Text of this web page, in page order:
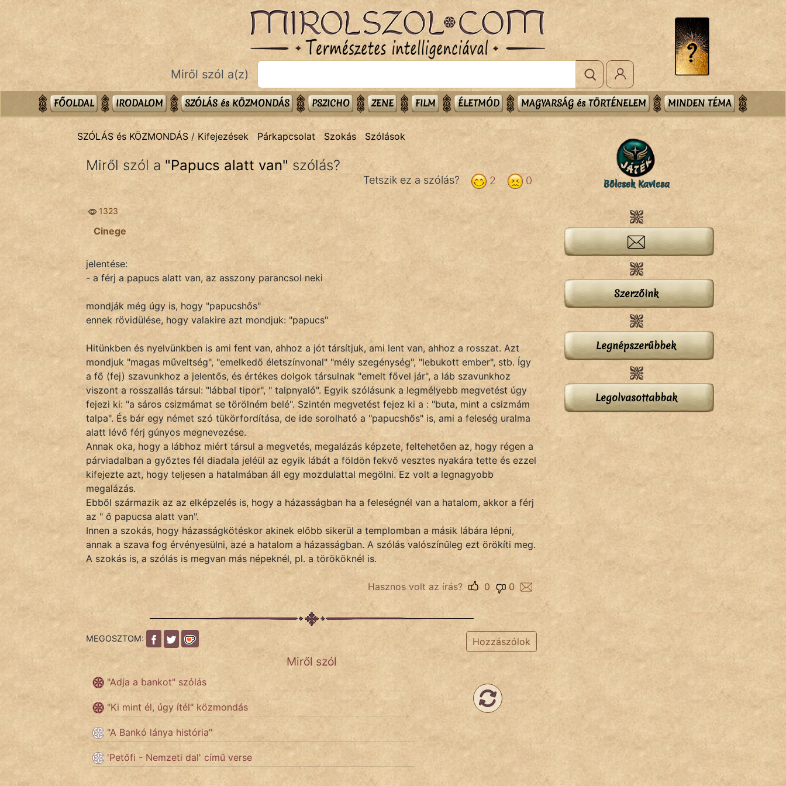
Bibliai
Közmondások
Szóláscsoportok
KÖZMONDÁS
FILM
TÖRTÉNELEM
Népszerű szerzőink:
fantom
Láron Ádám
Miről szól a(z)
FŐOLDAL IRODALOM SZÓLÁS és KÖZMONDÁS PSZICHO ZENE FILM ÉLETMÓD MAGYARSÁG és TÖRTÉNELEM MINDEN TÉMA
SZÓLÁS és KÖZMONDÁS / Kifejezések Párkapcsolat Szokás Szólások
Miről szól a "Papucs alatt van" szólás?
0
2
Tetszik ez a szólás?
1323
Cinege
jelentése:
- a férj a papucs alatt van, az asszony parancsol neki
mondják még úgy is, hogy "papucshős"
ennek rövidülése, hogy valakire azt mondjuk: "papucs"
Hitünkben és nyelvünkben is ami fent van, ahhoz a jót társítjuk, ami lent van, ahhoz a rosszat. Azt
mondjuk "magas műveltség", "emelkedő életszínvonal" "mély szegénység", "lebukott ember", stb. Így
a fő (fej) szavunkhoz a jelentős, és értékes dolgok társulnak "emelt fővel jár", a láb szavunkhoz
viszont a rosszallás társul: "lábbal tipor", " talpnyaló". Egyik szólásunk a legmélyebb megvetést úgy
fejezi ki: "a sáros csizmámat se törölném belé". Szintén megvetést fejez ki a : "buta, mint a csizmám
talpa". És bár egy német szó tükörfordítása, de ide sorolható a "papucshős" is, ami a feleség uralma
alatt lévő férj gúnyos megnevezése.
Annak oka, hogy a lábhoz miért társul a megvetés, megalázás képzete, feltehetően az, hogy régen a
párviadalban a győztes fél diadala jeléül az egyik lábát a földön fekvő vesztes nyakára tette és ezzel
kifejezte azt, hogy teljesen a hatalmában áll egy mozdulattal megölni. Ez volt a legnagyobb
megalázás.
Ebből származik az az elképzelés is, hogy a házasságban ha a feleségnél van a hatalom, akkor a férj
az " ő papucsa alatt van".
Innen a szokás, hogy házasságkötéskor akinek előbb sikerül a templomban a másik lábára lépni,
annak a szava fog érvényesülni, azé a hatalom a házasságban. A szólás valószínűleg ezt örökíti meg.
A szokás is, a szólás is megvan más népeknél, pl. a törököknél is.
Hasznos volt az írás? 0
0
MEGOSZTOM: Hozzászólok
Miről szól
"Adja a bankot" szólás
"Ki mint él, úgy ítél" közmondás
"A Bankó lánya história"
'Petőfi - Nemzeti dal' című verse
Bölcsek Kavicsa
Szerzőink
Legnépszerűbbek
Legolvasottabbak